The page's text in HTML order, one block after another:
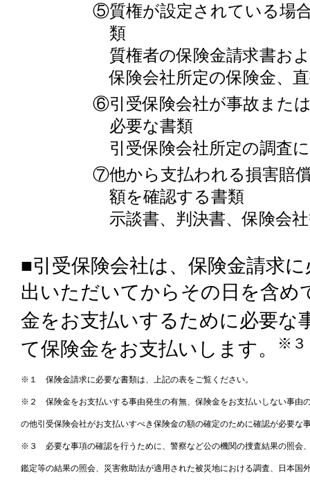
⑤質権が設定されている場
類
質権者の保険金請求書お
保険会社所定の保険金、
⑥引受保険会社が事故また
必要な書類
引受保険会社所定の調査
⑦他から支払われる損害賠
額を確認する書類
示談書、判決書、保険会
■引受保険会社は、保険金請求
出いただいてからその日を含め
金をお支払いするために必要な
て保険金をお支払いします。
※３
※１ 保険金請求に必要な書類は、上記の表をご覧ください。
※２ 保険金をお支払いする事由発生の有無、保険金をお支払いしない事由
の他引受保険会社がお支払いすべき保険金の額の確定のために確認が必要な
※３ 必要な事項の確認を行うために、警察など公の機関の捜査結果の照会
鑑定等の結果の照会、災害救助法が適用された被災地における調査、日本国